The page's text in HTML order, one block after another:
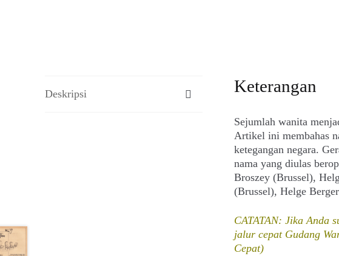
Deskripsi Keterangan
Sejumlah wanita
Artikel ini membahas
ketegangan negara.
nama yang diulas
Broszey (Brussel),
(Brussel), Helge
CATATAN: Jika Anda
jalur cepat Gudang
Cepat)